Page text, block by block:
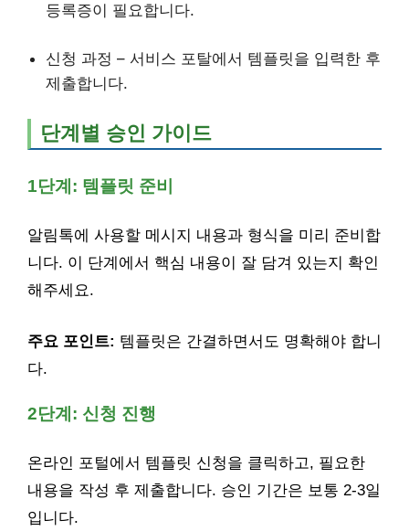
등록증이 필요합니다.
신청 과정 – 서비스 포탈에서 템플릿을 입력한 후
제출합니다.
단계별 승인 가이드
1단계: 템플릿 준비
알림톡에 사용할 메시지 내용과 형식을 미리 준비합
니다. 이 단계에서 핵심 내용이 잘 담겨 있는지 확인
해주세요.
주요 포인트: 템플릿은 간결하면서도 명확해야 합니
다.
2단계: 신청 진행
온라인 포털에서 템플릿 신청을 클릭하고, 필요한
내용을 작성 후 제출합니다. 승인 기간은 보통 2-3일
입니다.